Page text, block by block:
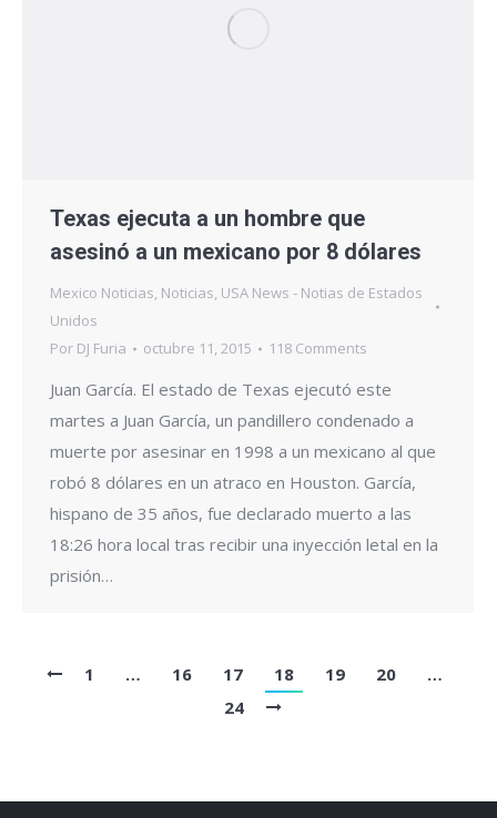
Texas ejecuta a un hombre que
asesinó a un mexicano por 8 dólares
Mexico Noticias, Noticias, USA News - Notias de Estados
Unidos
Por DJ Furia octubre 11, 2015 118 Comments
Juan García. El estado de Texas ejecutó este
martes a Juan García, un pandillero condenado a
muerte por asesinar en 1998 a un mexicano al que
robó 8 dólares en un atraco en Houston. García,
hispano de 35 años, fue declarado muerto a las
18:26 hora local tras recibir una inyección letal en la
prisión…
1 … 16 17 18 19 20
…
24